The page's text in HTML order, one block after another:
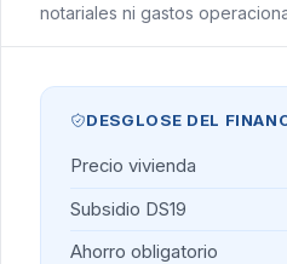
notariales ni gastos
DESGLOSE DEL
Precio vivienda
Subsidio DS19
Ahorro obligatorio